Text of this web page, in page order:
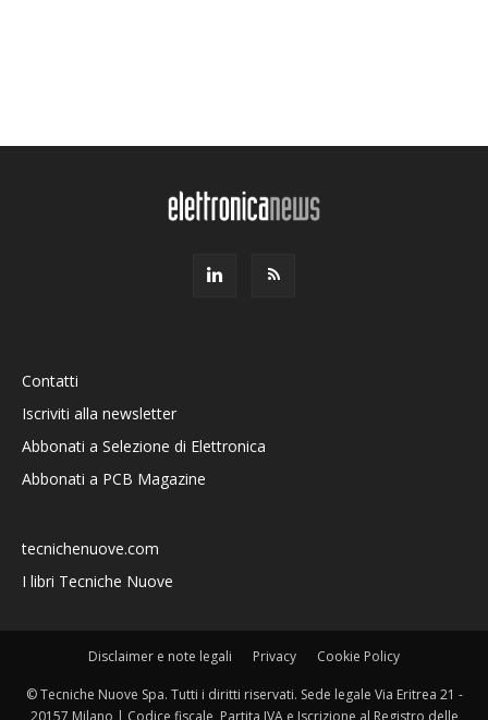
Contatti
Iscriviti alla newsletter
Abbonati a Selezione di Elettronica
Abbonati a PCB Magazine
tecnichenuove.com
I libri Tecniche Nuove
Disclaimer e note legali Privacy Cookie Policy
© Tecniche Nuove Spa. Tutti i diritti riservati. Sede legale Via Eritrea 21 -